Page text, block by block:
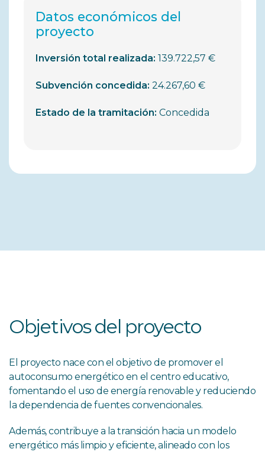
Datos económicos del
proyecto
Inversión total realizada: 139.722,57 €
Subvención concedida: 24.267,60 €
Estado de la tramitación: Concedida
Objetivos del proyecto
El proyecto nace con el objetivo de promover el
autoconsumo energético en el centro educativo,
fomentando el uso de energía renovable y reduciendo
la dependencia de fuentes convencionales.
Además, contribuye a la transición hacia un modelo
energético más limpio y eficiente, alineado con los